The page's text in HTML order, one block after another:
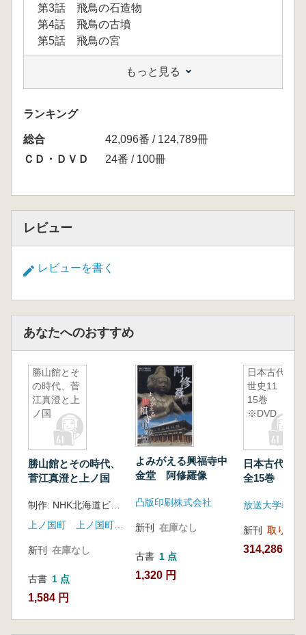
第3話 飛鳥の石造物
第4話 飛鳥の古墳
第5話 飛鳥の宮
もっと見る
ランキング
総合
42,096番 / 124,789冊
ＣＤ・ＤＶＤ
24番 / 100冊
レビュー
レビューを書く
あなたへのおすすめ
勝山館とそ
の時代、菅
江真澄と上
ノ国
勝山館とその時代、
菅江真澄と上ノ国
新刊 在庫なし
古書 1 点
1,584 円
よみがえる興福寺中
金堂 阿修羅像
凸版印刷株式会社
新刊 在庫なし
古書 1 点
1,320 円
日本古代中
世史11 全
15巻
※DVD
日本古代中
全15巻
新刊 取り寄せ
314,286円